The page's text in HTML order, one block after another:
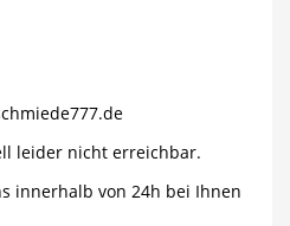
leider nicht erreichbar.
innerhalb von 24h bei Ihnen